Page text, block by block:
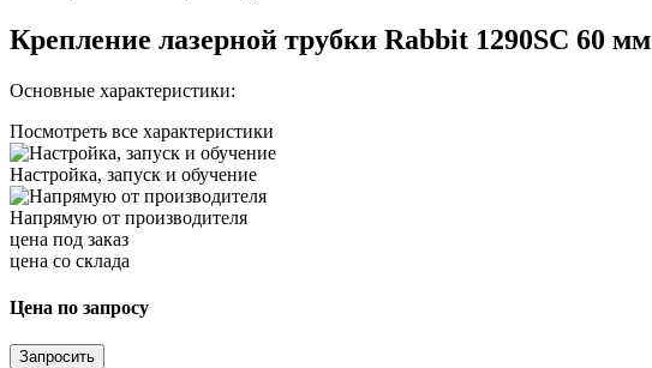
Крепление лазерной трубки Rabbit 1290SC 60 мм
Основные характеристики:
Посмотреть все характеристики
Настройка, запуск и обучение
Напрямую от производителя
цена под заказ
цена со склада
Цена по запросу
Запросить